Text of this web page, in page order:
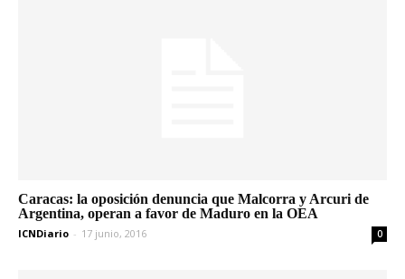
Caracas: la oposición denuncia que Malcorra y Arcuri de
Argentina, operan a favor de Maduro en la OEA
ICNDiario - 17 junio, 2016 0